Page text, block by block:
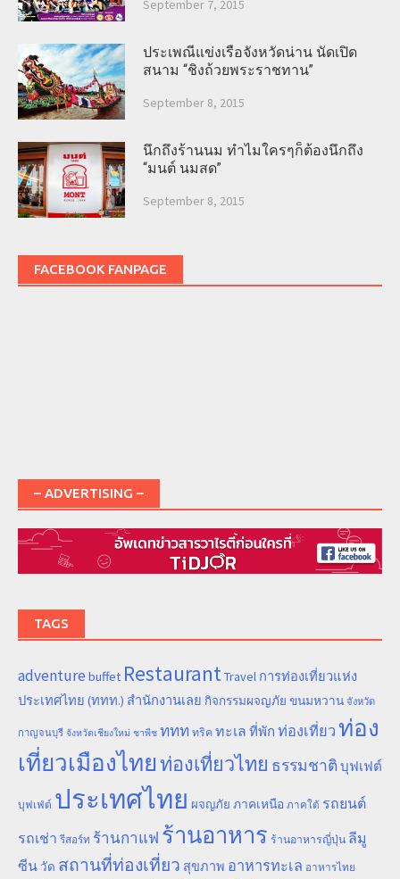
September 7, 2015
ประเพณีแข่งเรือจังหวัดน่าน นัดเปิด
สนาม “ชิงถ้วยพระราชทาน”
September 8, 2015
นึกถึงร้านนม ทำไมใครๆก็ต้องนึกถึง
“มนต์ นมสด”
September 8, 2015
FACEBOOK FANPAGE
– ADVERTISING –
TAGS
adventure buffet RestaurantTravel การท่องเที่ยวแห่ง
ประเทศไทย (ททท.) สำนักงานเลย กิจกรรมผจญภัย ขนมหวาน จังหวัด
กาญจนบุรี จังหวัดเชียงใหม่ ชาพีช ททท ทริค ทะเล ที่พัก ท่องเที่ยวท่อง
เที่ยวเมืองไทยท่องเที่ยวไทย ธรรมชาติ บุฟเฟต์
บุฟเฟ่ต์ ประเทศไทย ผจญภัย ภาคเหนือ ภาคใต้ รถยนต์
รถเช่า รีสอร์ท ร้านกาแฟ ร้านอาหาร ร้านอาหารญี่ปุ่น ลีมู
ซีน วัด สถานที่ท่องเที่ยว สุขภาพ อาหารทะเล อาหารไทย